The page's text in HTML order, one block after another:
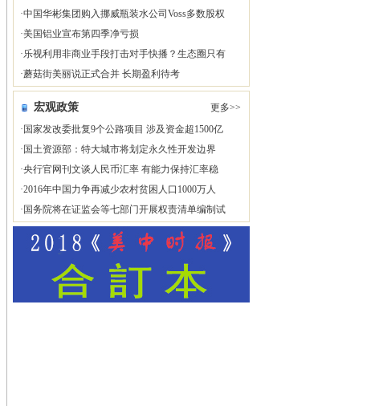
·中国华彬集团购入挪威瓶装水公司Voss多数股权
·美国铝业宣布第四季净亏损
·乐视利用非商业手段打击对手快播？生态圈只有
·蘑菇街美丽说正式合并 长期盈利待考
宏观政策
更多>>
· 国家发改委批复9个公路项目 涉及资金超1500亿
· 国土资源部：特大城市将划定永久性开发边界
·央行官网刊文谈人民币汇率 有能力保持汇率稳
·2016年中国力争再减少农村贫困人口1000万人
· 国务院将在证监会等七部门开展权责清单编制试